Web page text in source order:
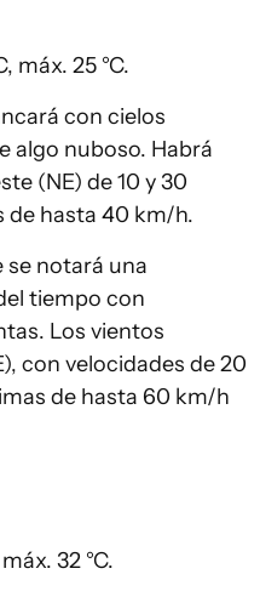
máx. 25 °C.
con cielos
algo nuboso. Habrá
(NE) de 10 y 30
de hasta 40 km/h.
se notará una
tiempo con
Los vientos
con velocidades de 20
de hasta 60 km/h
32 °C.